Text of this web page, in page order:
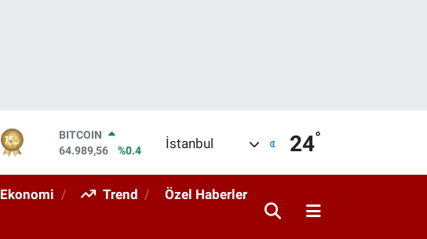
DOLAR
47,7239
%0.01
STERLİN
İstanbul 24°
Ekonomi Trend Özel Haberler